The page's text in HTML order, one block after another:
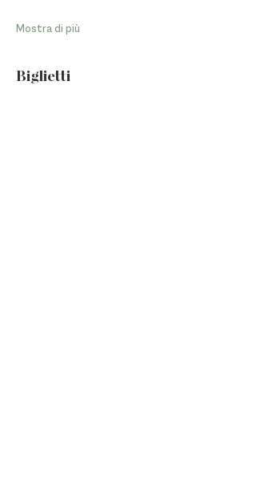
Mostra di più
Biglietti